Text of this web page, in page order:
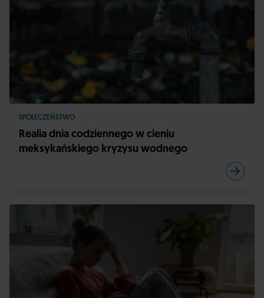
SPOŁECZEŃSTWO
Realia dnia codziennego w cieniu
meksykańskiego kryzysu wodnego